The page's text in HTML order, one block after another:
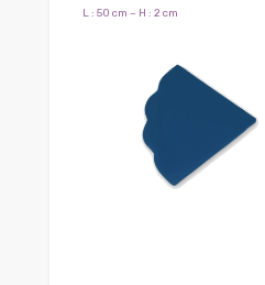
L : 50 cm – H : 2 cm